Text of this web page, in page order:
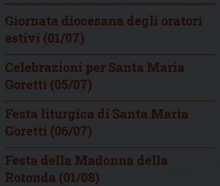
Giornata diocesana degli oratori
estivi (01/07)
Celebrazioni per Santa Maria
Goretti (05/07)
Festa liturgica di Santa Maria
Goretti (06/07)
Festa della Madonna della
Rotonda (01/08)